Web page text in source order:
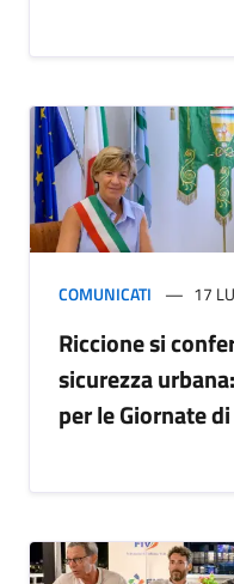
COMUNICATI 17
Riccione si
sicurezza
per le Giornate